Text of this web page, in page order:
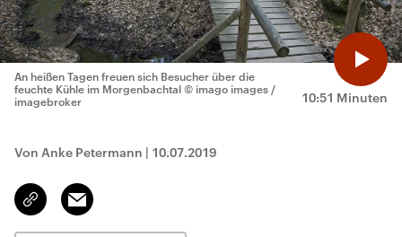
10:51 Minuten
An heißen Tagen freuen sich Besucher über die
feuchte Kühle im Morgenbachtal © imago images /
imagebroker
Von Anke Petermann | 10.07.2019
Link
kopieren/teilen
Email